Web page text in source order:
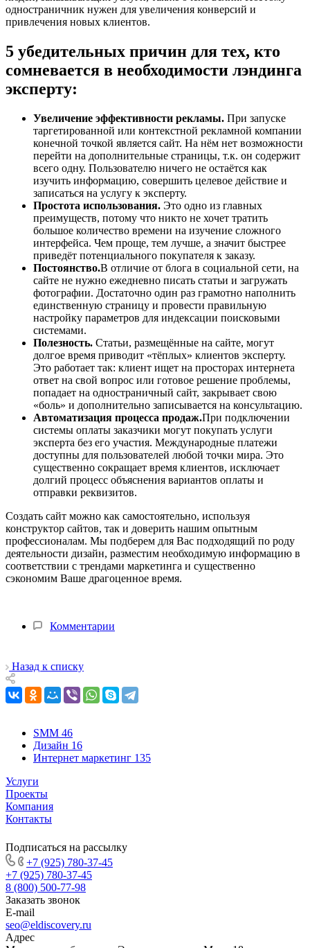
одностраничник нужен для увеличения конверсий и
привлечения новых клиентов.
5 убедительных причин для тех, кто
сомневается в необходимости лэндинга
эксперту:
Увеличение эффективности рекламы. При запуске
таргетированной или контекстной рекламной компании
конечной точкой является сайт. На нём нет возможности
перейти на дополнительные страницы, т.к. он содержит
всего одну. Пользователю ничего не остаётся как
изучить информацию, совершить целевое действие и
записаться на услугу к эксперту.
Простота использования. Это одно из главных
преимуществ, потому что никто не хочет тратить
большое количество времени на изучение сложного
интерфейса. Чем проще, тем лучше, а значит быстрее
приведёт потенциального покупателя к заказу.
Постоянство.В отличие от блога в социальной сети, на
сайте не нужно ежедневно писать статьи и загружать
фотографии. Достаточно один раз грамотно наполнить
единственную страницу и провести правильную
настройку параметров для индексации поисковыми
системами.
Полезность. Статьи, размещённые на сайте, могут
долгое время приводит «тёплых» клиентов эксперту.
Это работает так: клиент ищет на просторах интернета
ответ на свой вопрос или готовое решение проблемы,
попадает на одностраничный сайт, закрывает свою
«боль» и дополнительно записывается на консультацию.
Автоматизация процесса продаж.При подключении
системы оплаты заказчики могут покупать услуги
эксперта без его участия. Международные платежи
доступны для пользователей любой точки мира. Это
существенно сокращает время клиентов, исключает
долгий процесс объяснения вариантов оплаты и
отправки реквизитов.
Создать сайт можно как самостоятельно, используя
конструктор сайтов, так и доверить нашим опытным
профессионалам. Мы подберем для Вас подходящий по роду
деятельности дизайн, разместим необходимую информацию в
соответствии с трендами маркетинга и существенно
сэкономим Ваше драгоценное время.
Комментарии
Назад к списку
SMM 46
Дизайн 16
Интернет маркетинг 135
Услуги
Проекты
Компания
Контакты
Подписаться на рассылку
+7 (925) 780-37-45
+7 (925) 780-37-45
8 (800) 500-77-98
Заказать звонок
E-mail
seo@eldiscovery.ru
Адрес